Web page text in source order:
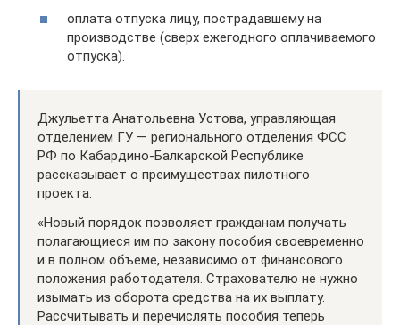
оплата отпуска лицу, пострадавшему на
производстве (сверх ежегодного оплачиваемого
отпуска).
Джульетта Анатольевна Устова, управляющая
отделением ГУ — регионального отделения ФСС
РФ по Кабардино-Балкарской Республике
рассказывает о преимуществах пилотного
проекта:
«Новый порядок позволяет гражданам получать
полагающиеся им по закону пособия своевременно
и в полном объеме, независимо от финансового
положения работодателя. Страхователю не нужно
изымать из оборота средства на их выплату.
Рассчитывать и перечислять пособия теперь